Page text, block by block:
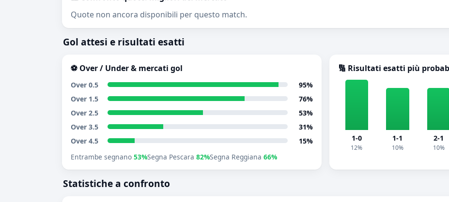
Quote non ancora disponibili per questo match.
Gol attesi e risultati esatti
⚽ Over / Under & mercati gol
Over 0.5
95%
Over 1.5
76%
Over 2.5
53%
Over 3.5
31%
Over 4.5
15%
Entrambe segnano 53%Segna Pescara 82%Segna Reggiana 66%
🔢 Risultati esatti più
1-0
12%
1-1
10%
2-1
10%
Statistiche a confronto